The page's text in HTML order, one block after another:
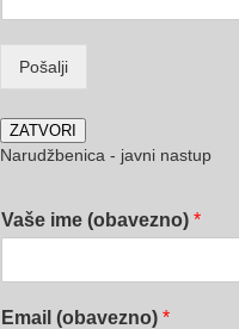
Pošalji
ZATVORI
Narudžbenica - javni nastup
Vaše ime (obavezno) *
Email (obavezno) *